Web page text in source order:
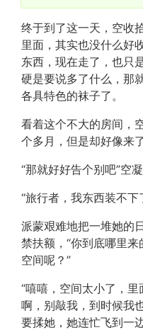
终于到了这一天，空收
里面，其实也没什么好
东西，现在走了，也
硬是要说多了什么，那
各具特色的袜子了。
看着这个不大的房间，
个多月，但是却好像来
“那就好好告个别吧”空凝
“旅行者，我东西装不
派蒙艰难地把一堆她的
禁扶额，“你到底哪里
空间呢？”
“嘻嘻，空间太小了，
啊，别敲我，到时候我
要揉她，她连忙飞到一边